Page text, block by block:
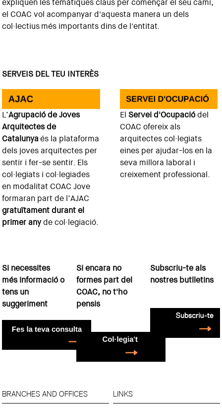
expliquen les temàtiques claus per començar el seu camí,
el COAC vol acompanyar d'aquesta manera un dels
col·lectius més importants dins de l'entitat.
SERVEIS DEL TEU INTERÈS
L’Agrupació de Joves
Arquitectes de
Catalunyaés la plataforma
dels joves arquitectes per
sentir i fer-se sentir. Els
col·legiats i col·legiades
en modalitat COAC Jove
formaran part de l’AJAC
gratuïtament durant el
primer anyde col·legiació.
El Servei d'Ocupaciódel
COAC ofereix als
arquitectes col·legiats
eines per ajudar-los en la
seva millora laboral i
creixement professional.
Si necessites
més informació o
tens un
suggeriment
Si encara no
formes part del
COAC, no t'ho
pensis
Subscriu-te als
nostres butlletins
BRANCHES AND OFFICES LINKS